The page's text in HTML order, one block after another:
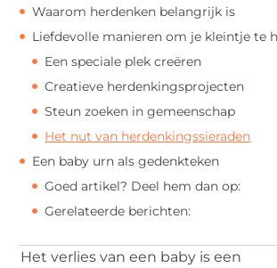
Waarom herdenken belangrijk is
Liefdevolle manieren om je kleintje te
Een speciale plek creëren
Creatieve herdenkingsprojecten
Steun zoeken in gemeenschap
Het nut van herdenkingssieraden
Een baby urn als gedenkteken
Goed artikel? Deel hem dan op:
Gerelateerde berichten:
Het verlies van een baby is een